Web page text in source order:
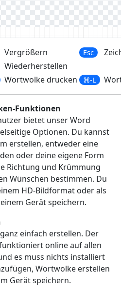
Vergrößern Esc
Wiederherstellen
Wortwolke drucken ⌘-L
Funktionen
bietet unser Word
Optionen. Du kannst
erstellen, entweder eine
oder deine eigene Form
Richtung und Krümmung
Wünschen bestimmen. Du
HD-Bildformat oder als
Gerät speichern.
einfach erstellen. Der
online auf allen
es muss nichts installiert
Wortwolke erstellen
Gerät speichern.